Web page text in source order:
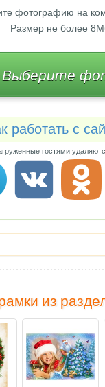
фотографию на
Размер не более
Выберите
работать с
гостями
из